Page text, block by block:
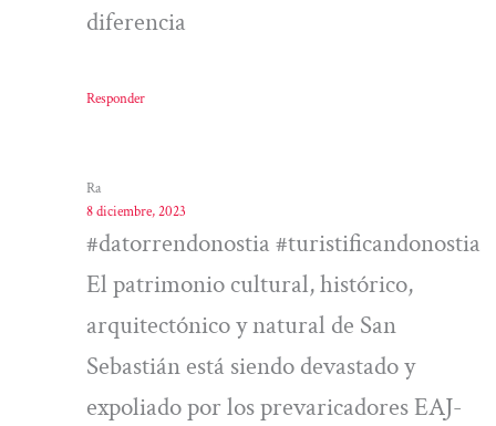
diferencia
Responder
Ra
8 diciembre, 2023
#datorrendonostia #turistificandonostia
El patrimonio cultural, histórico,
arquitectónico y natural de San
Sebastián está siendo devastado y
expoliado por los prevaricadores EAJ-